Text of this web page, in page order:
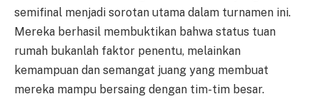
semifinal menjadi sorotan utama dalam turnamen ini.
Mereka berhasil membuktikan bahwa status tuan
rumah bukanlah faktor penentu, melainkan
kemampuan dan semangat juang yang membuat
mereka mampu bersaing dengan tim-tim besar.